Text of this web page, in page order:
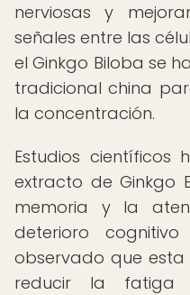
nerviosas y
señales entre las
el Ginkgo Biloba se
tradicional china
la concentración.
Estudios científicos
extracto de Ginkgo
memoria y la
deterioro
observado que
reducir la fatiga